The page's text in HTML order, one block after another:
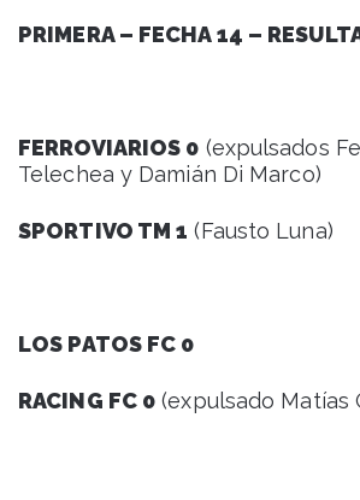
PRIMERA – FECHA 14 –
FERROVIARIOS 0 (expulsados
Telechea y Damián Di Marco)
SPORTIVO TM 1 (Fausto Luna)
LOS PATOS FC 0
RACING FC 0 (expulsado Matías